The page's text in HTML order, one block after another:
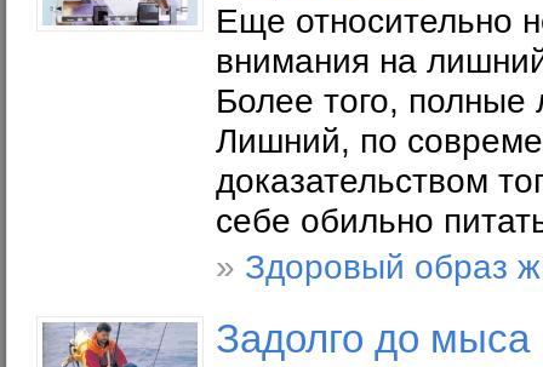
Еще относительно
внимания на
Более того,
Лишний, по
доказательством
себе обильно
» Здоровый образ
Задолго до мыса